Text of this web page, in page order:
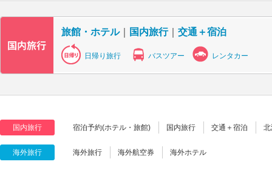
旅館・ホテル｜ 国内旅行｜ 交通＋宿泊
日帰り旅行 バスツアー レンタカー
国内旅行 宿泊予約(ホテル・旅館) 国内旅行 交通＋宿泊
海外旅行 海外旅行 海外航空券 海外ホテル